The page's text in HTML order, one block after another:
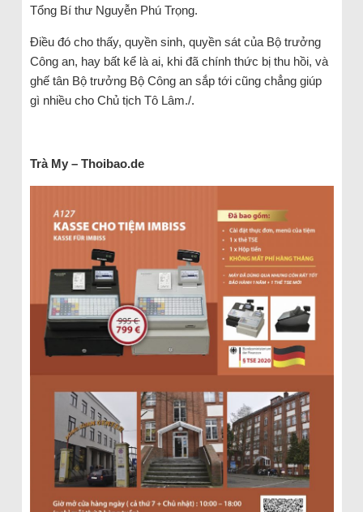
Tổng Bí thư Nguyễn Phú Trọng.
Điều đó cho thấy, quyền sinh, quyền sát của Bộ trưởng
Công an, hay bất kể là ai, khi đã chính thức bị thu hồi, và
ghế tân Bộ trưởng Bộ Công an sắp tới cũng chẳng giúp
gì nhiều cho Chủ tịch Tô Lâm./.
Trà My – Thoibao.de